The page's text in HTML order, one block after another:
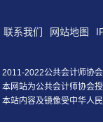
联系我们 网站地图
2011-2022公共会计师协
本网站为公共会计师协会
本站内容及镜像受中华人